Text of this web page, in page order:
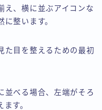
え、横に並ぶアイコンな
整います。
た目を整えるための最初
並べる場合、左端がそろ
す。